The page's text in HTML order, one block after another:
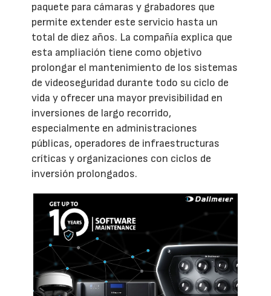
paquete para cámaras y grabadores que
permite extender este servicio hasta un
total de diez años. La compañía explica que
esta ampliación tiene como objetivo
prolongar el mantenimiento de los sistemas
de videoseguridad durante todo su ciclo de
vida y ofrecer una mayor previsibilidad en
inversiones de largo recorrido,
especialmente en administraciones
públicas, operadores de infraestructuras
críticas y organizaciones con ciclos de
inversión prolongados.